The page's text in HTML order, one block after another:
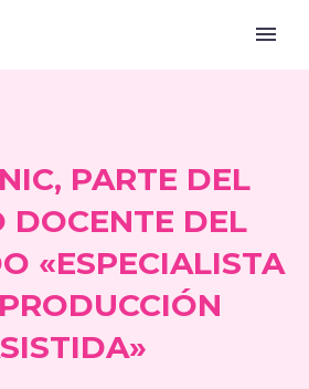
PARTE DEL
DOCENTE DEL
«ESPECIALISTA